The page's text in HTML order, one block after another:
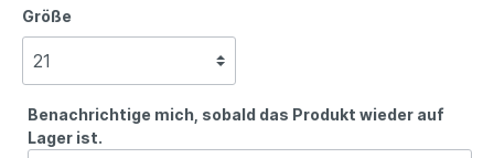
Größe
Benachrichtige mich, sobald das Produkt wieder auf
Lager ist.